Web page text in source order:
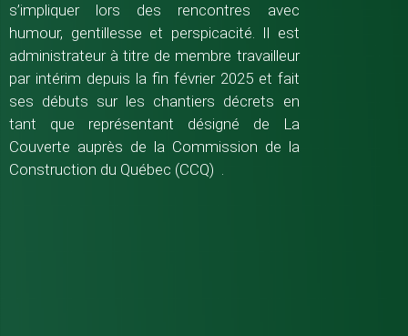
s’impliquer lors des rencontres avec
humour, gentillesse et perspicacité. Il est
administrateur à titre de membre travailleur
par intérim depuis la fin février 2025 et fait
ses débuts sur les chantiers décrets en
tant que représentant désigné de La
Couverte auprès de la Commission de la
Construction du Québec (CCQ) .